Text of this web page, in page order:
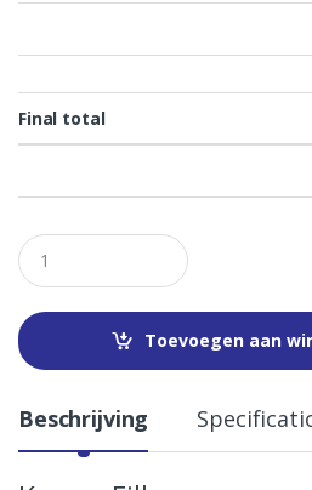
Final total
Q
u
a
t
i
Toevoegen aan
Beschrijving